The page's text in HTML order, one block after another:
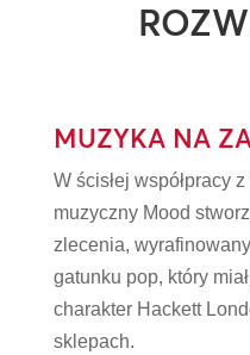
MUZYKA NA
W ścisłej współpracy
muzyczny Mood
zlecenia,
gatunku pop, który
charakter Hackett
sklepach.